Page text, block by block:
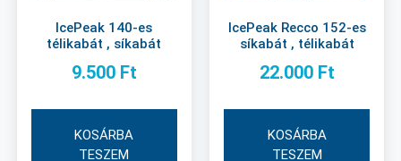
IcePeak 140-es
télikabát , síkabát
9.500 Ft
KOSÁRBA
TESZEM
IcePeak Recco 152-es
síkabát , télikabát
22.000 Ft
KOSÁRBA
TESZEM